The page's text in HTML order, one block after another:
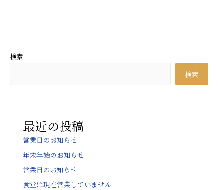
ナ
検索
検索
最近の投稿
営業日のお知らせ
年末年始のお知らせ
営業日のお知らせ
食堂は現在営業していません